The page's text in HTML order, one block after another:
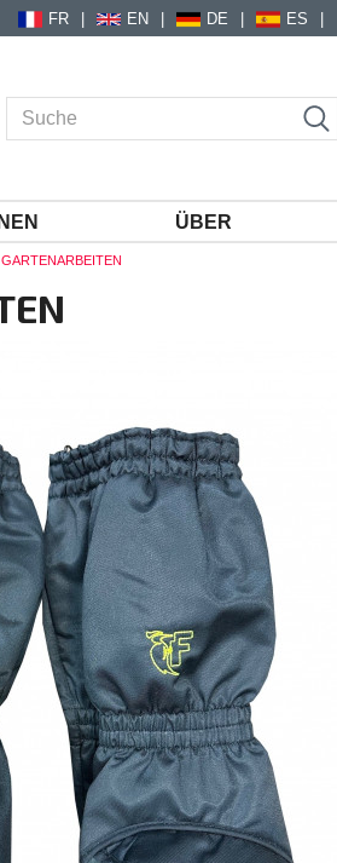
FR EN DE ES
ÜBER